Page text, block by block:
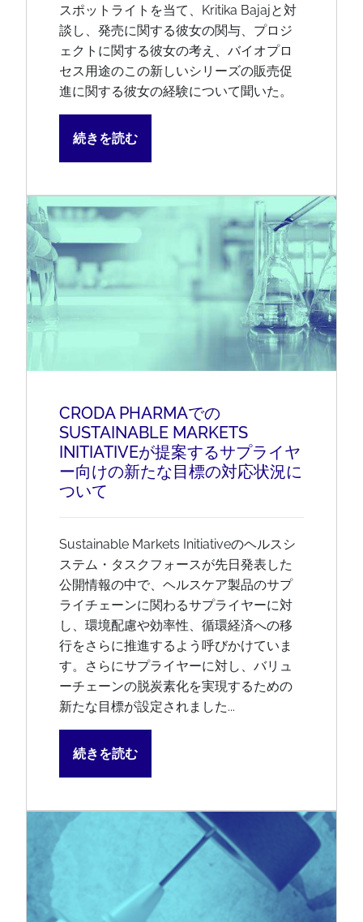
スポットライトを当て、Kritika Bajajと対
談し、発売に関する彼女の関与、プロジ
ェクトに関する彼女の考え、バイオプロ
セス用途のこの新しいシリーズの販売促
進に関する彼女の経験について聞いた。
続きを読む
CRODA PHARMAでの
SUSTAINABLE MARKETS
INITIATIVEが提案するサプライヤ
ー向けの新たな目標の対応状況に
ついて
Sustainable Markets Initiativeのヘルスシ
ステム・タスクフォースが先日発表した
公開情報の中で、ヘルスケア製品のサプ
ライチェーンに関わるサプライヤーに対
し、環境配慮や効率性、循環経済への移
行をさらに推進するよう呼びかけていま
す。さらにサプライヤーに対し、バリュ
ーチェーンの脱炭素化を実現するための
新たな目標が設定されました...
続きを読む